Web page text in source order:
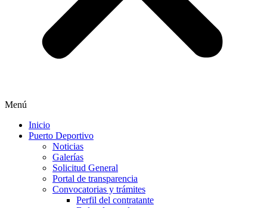
Menú
Inicio
Puerto Deportivo
Noticias
Galerías
Solicitud General
Portal de transparencia
Convocatorias y trámites
Perfil del contratante